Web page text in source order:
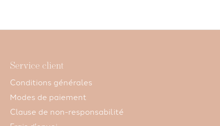
Service client
Conditions générales
Modes de paiement
Clause de non-responsabilité